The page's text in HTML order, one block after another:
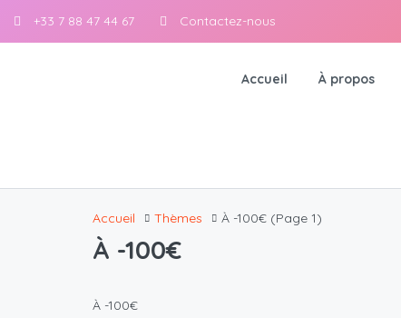
+33 7 88 47 44 67 Contactez-nous
Accueil À propos
Accueil Thèmes À -100€ (Page 1)
À -100€
À -100€